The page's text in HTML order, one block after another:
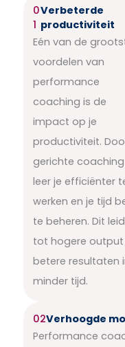
0
1
Verbeterde
productiviteit
Eén van de
voordelen van
performance
coaching is de
impact op je
productiviteit.
gerichte coaching
leer je efficiënter
werken en je tijd
te beheren. Dit
tot hogere output
betere resultaten
minder tijd.
02Verhoogde
Performance